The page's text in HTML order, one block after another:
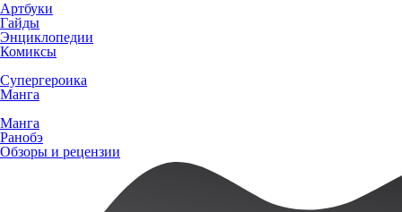
Артбуки
Гайды
Энциклопедии
Комиксы
Супергероика
Манга
Манга
Ранобэ
Обзоры и рецензии